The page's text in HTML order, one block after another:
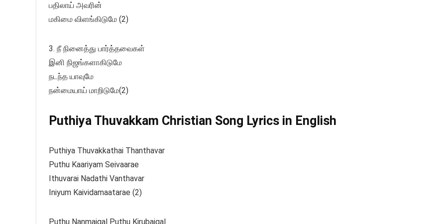
பதிலாய் அவரின்
மகிமை விளங்கிடுமே (2)
3. நீ நினைத்து பார்த்தவைகள்
இனி நிஜங்களாகிடுமே
நடந்த யாவுமே
நன்மையாய் மாறிடுமே(2)
Puthiya Thuvakkam Christian Song Lyrics in English
Puthiya Thuvakkathai Thanthavar
Puthu Kaariyam Seivaarae
Ithuvarai Nadathi Vanthavar
Iniyum Kaividamaatarae (2)
Puthu Nanmaigal Puthu Kirubaigal